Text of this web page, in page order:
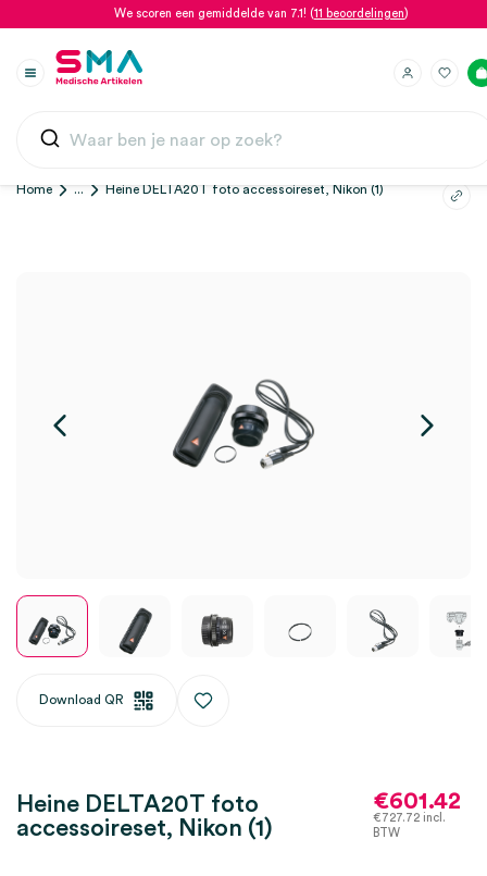
We scoren een gemiddelde van 7.1! (11 beoordelingen)
Home ... Heine DELTA20T foto accessoireset, Nikon (1)
Download QR
Heine DELTA20T foto
accessoireset, Nikon (1)
€601.42
€727.72incl.
BTW